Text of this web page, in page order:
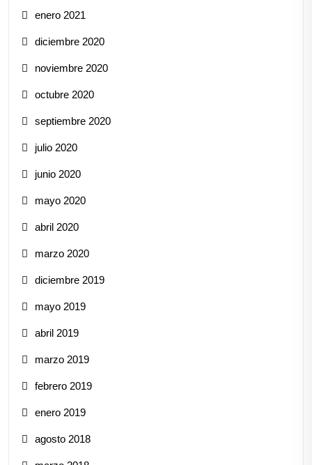
enero 2021
diciembre 2020
noviembre 2020
octubre 2020
septiembre 2020
julio 2020
junio 2020
mayo 2020
abril 2020
marzo 2020
diciembre 2019
mayo 2019
abril 2019
marzo 2019
febrero 2019
enero 2019
agosto 2018